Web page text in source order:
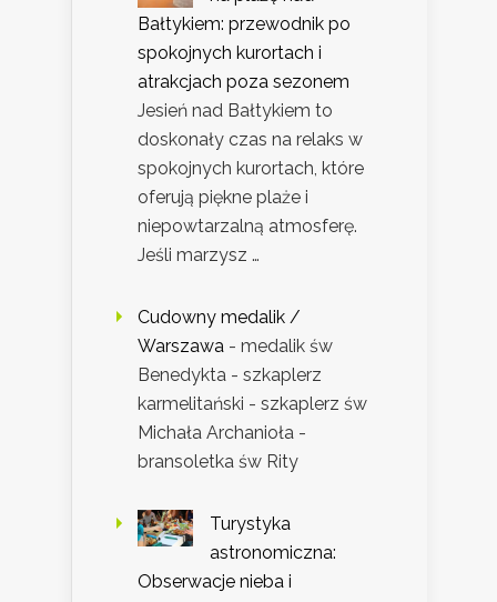
Bałtykiem: przewodnik po
spokojnych kurortach i
atrakcjach poza sezonem
Jesień nad Bałtykiem to
doskonały czas na relaks w
spokojnych kurortach, które
oferują piękne plaże i
niepowtarzalną atmosferę.
Jeśli marzysz …
Cudowny medalik /
Warszawa - medalik św
Benedykta - szkaplerz
karmelitański - szkaplerz św
Michała Archanioła -
bransoletka św Rity
Turystyka
astronomiczna:
Obserwacje nieba i